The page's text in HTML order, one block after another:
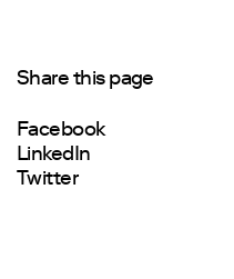
Share this page
Facebook
LinkedIn
Twitter